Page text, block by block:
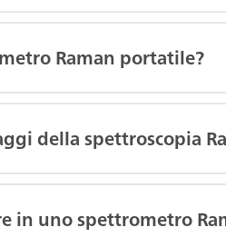
Raman portatile?
della spettroscopia
in uno spettrometro